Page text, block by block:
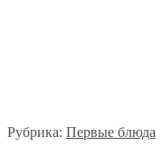
Рубрика: Первые блюда